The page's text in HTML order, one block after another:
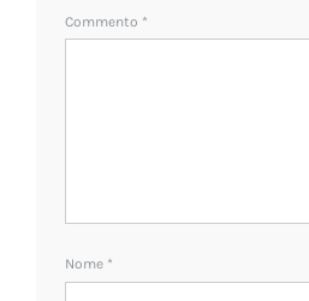
Commento *
Nome *